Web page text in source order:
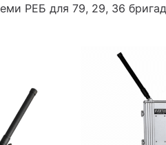
РЕБ для 79, 29, 36 бригад